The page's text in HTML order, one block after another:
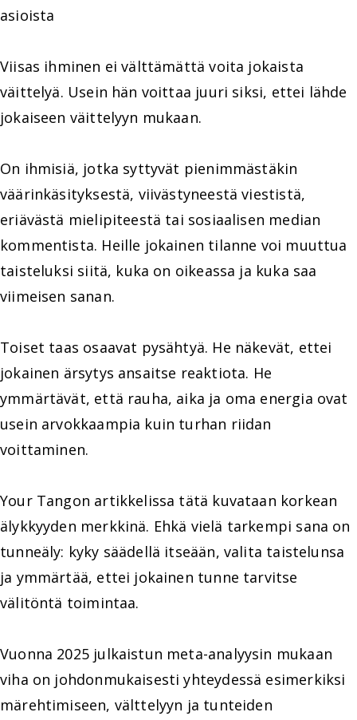
asioista
Viisas ihminen ei välttämättä voita jokaista
väittelyä. Usein hän voittaa juuri siksi, ettei lähde
jokaiseen väittelyyn mukaan.
On ihmisiä, jotka syttyvät pienimmästäkin
väärinkäsityksestä, viivästyneestä viestistä,
eriävästä mielipiteestä tai sosiaalisen median
kommentista. Heille jokainen tilanne voi muuttua
taisteluksi siitä, kuka on oikeassa ja kuka saa
viimeisen sanan.
Toiset taas osaavat pysähtyä. He näkevät, ettei
jokainen ärsytys ansaitse reaktiota. He
ymmärtävät, että rauha, aika ja oma energia ovat
usein arvokkaampia kuin turhan riidan
voittaminen.
Your Tangon artikkelissa tätä kuvataan korkean
älykkyyden merkkinä. Ehkä vielä tarkempi sana on
tunneäly: kyky säädellä itseään, valita taistelunsa
ja ymmärtää, ettei jokainen tunne tarvitse
välitöntä toimintaa.
Vuonna 2025 julkaistun meta-analyysin mukaan
viha on johdonmukaisesti yhteydessä esimerkiksi
märehtimiseen, välttelyyn ja tunteiden